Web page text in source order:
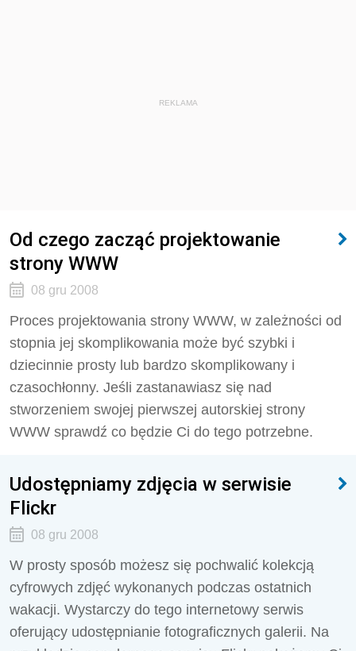
REKLAMA
Od czego zacząć projektowanie
strony WWW
08 gru 2008
Proces projektowania strony WWW, w zależności od
stopnia jej skomplikowania może być szybki i
dziecinnie prosty lub bardzo skomplikowany i
czasochłonny. Jeśli zastanawiasz się nad
stworzeniem swojej pierwszej autorskiej strony
WWW sprawdź co będzie Ci do tego potrzebne.
Udostępniamy zdjęcia w serwisie
Flickr
08 gru 2008
W prosty sposób możesz się pochwalić kolekcją
cyfrowych zdjęć wykonanych podczas ostatnich
wakacji. Wystarczy do tego internetowy serwis
oferujący udostępnianie fotograficznych galerii. Na